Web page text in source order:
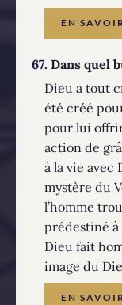
EN
67. Dans quel
Dieu a tout
été créé
pour lui
action de
à la vie avec
mystère du
l’homme
prédestiné à
Dieu fait
image du
EN